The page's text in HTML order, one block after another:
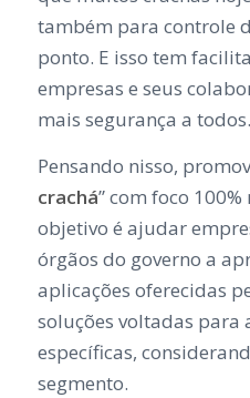
também para controle
ponto. E isso tem
empresas e seus
mais segurança a todos.
Pensando nisso,
crachá” com foco
objetivo é ajudar
órgãos do governo a
aplicações oferecidas
soluções voltadas para
específicas,
segmento.